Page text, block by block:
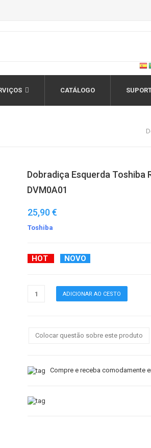
CATÁLOGO
Dobradiça Esquerda Toshiba
DVM0A01
25,90 €
Toshiba
HOT NOVO
Colocar questão sobre este produto
Compre e receba comodamente